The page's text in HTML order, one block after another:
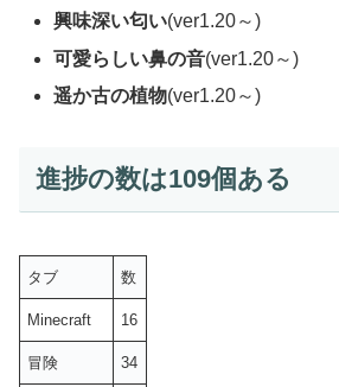
興味深い匂い(ver1.20～)
可愛らしい鼻の音(ver1.20～)
遥か古の植物(ver1.20～)
進捗の数は109個ある
タブ 数
Minecraft 16
冒険 34